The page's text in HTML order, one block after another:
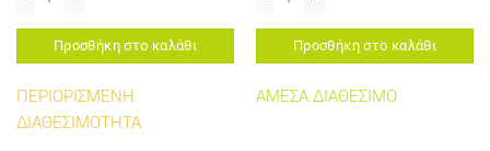
Προσθήκη στο καλάθι
ΠΕΡΙΟΡΙΣΜΕΝΗ
ΔΙΑΘΕΣΙΜΟΤΗΤΑ
Προσθήκη στο καλάθι
ΑΜΕΣΑ ΔΙΑΘΕΣΙΜΟ